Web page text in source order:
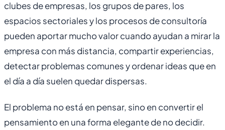
clubes de empresas, los grupos de pares, los
espacios sectoriales y los procesos de consultoría
pueden aportar mucho valor cuando ayudan a mirar la
empresa con más distancia, compartir experiencias,
detectar problemas comunes y ordenar ideas que en
el día a día suelen quedar dispersas.
El problema no está en pensar, sino en convertir el
pensamiento en una forma elegante de no decidir.